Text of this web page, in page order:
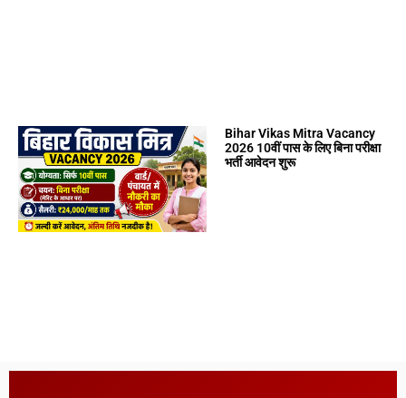
Bihar Vikas Mitra Vacancy
2026 10वीं पास के लिए बिना परीक्षा
भर्ती आवेदन शुरू